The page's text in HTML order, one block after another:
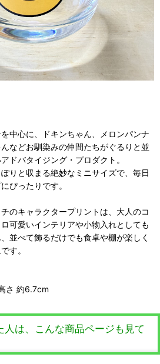
中心に、ドキンちゃん、メロンパンナ
などお馴染みの仲間たちがぐるりと並
ドバタイジング・プロダクト。
りと収まる絶妙なミニサイズで、毎日
ぴったりです。
のキャラクタープリントは、大人のコ
可愛いインテリアや小物入れとしても
並べて飾るだけでも食卓や棚が楽しく
す。
さ 約6.7cm
人は、こんな商品ページも見て